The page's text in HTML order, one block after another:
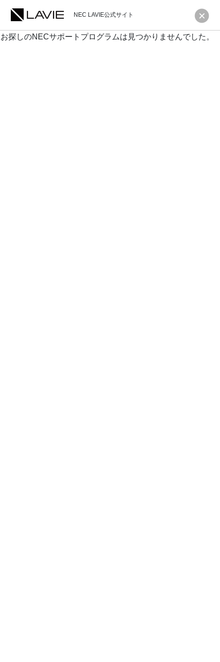
NEC LAVIE公式サイト
お探しのNECサポートプログラムは見つかりませんでした。